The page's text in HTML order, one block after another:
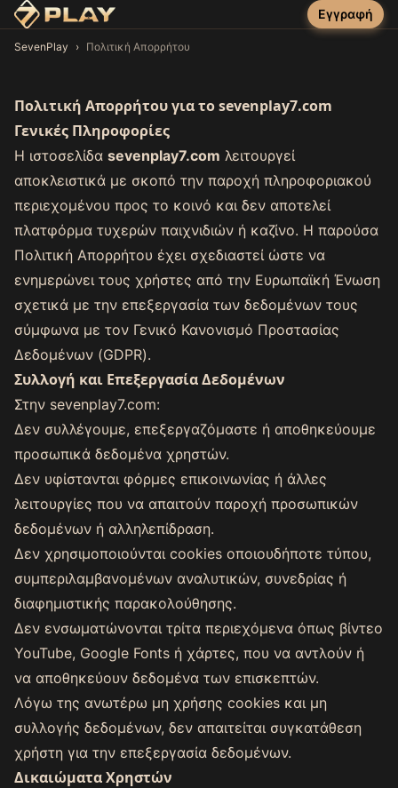
Εγγραφή
SevenPlay › Πολιτική Απορρήτου
Πολιτική Απορρήτου για το sevenplay7.com
Γενικές Πληροφορίες
Η ιστοσελίδα sevenplay7.com λειτουργεί
αποκλειστικά με σκοπό την παροχή πληροφοριακού
περιεχομένου προς το κοινό και δεν αποτελεί
πλατφόρμα τυχερών παιχνιδιών ή καζίνο. Η παρούσα
Πολιτική Απορρήτου έχει σχεδιαστεί ώστε να
ενημερώνει τους χρήστες από την Ευρωπαϊκή Ένωση
σχετικά με την επεξεργασία των δεδομένων τους
σύμφωνα με τον Γενικό Κανονισμό Προστασίας
Δεδομένων (GDPR).
Συλλογή και Επεξεργασία Δεδομένων
Στην sevenplay7.com:
Δεν συλλέγουμε, επεξεργαζόμαστε ή αποθηκεύουμε
προσωπικά δεδομένα χρηστών.
Δεν υφίστανται φόρμες επικοινωνίας ή άλλες
λειτουργίες που να απαιτούν παροχή προσωπικών
δεδομένων ή αλληλεπίδραση.
Δεν χρησιμοποιούνται cookies οποιουδήποτε τύπου,
συμπεριλαμβανομένων αναλυτικών, συνεδρίας ή
διαφημιστικής παρακολούθησης.
Δεν ενσωματώνονται τρίτα περιεχόμενα όπως βίντεο
YouTube, Google Fonts ή χάρτες, που να αντλούν ή
να αποθηκεύουν δεδομένα των επισκεπτών.
Λόγω της ανωτέρω μη χρήσης cookies και μη
συλλογής δεδομένων, δεν απαιτείται συγκατάθεση
χρήστη για την επεξεργασία δεδομένων.
Δικαιώματα Χρηστών